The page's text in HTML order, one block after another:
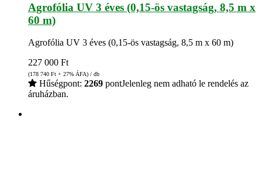
Agrofólia UV 3 éves (0,15-ös vastagság, 8,5 m x
60 m)
Agrofólia UV 3 éves (0,15-ös vastagság, 8,5 m x 60 m)
227 000 Ft
(178 740 Ft + 27% ÁFA) / db
Hűségpont: 2269 pontJelenleg nem adható le rendelés az
áruházban.